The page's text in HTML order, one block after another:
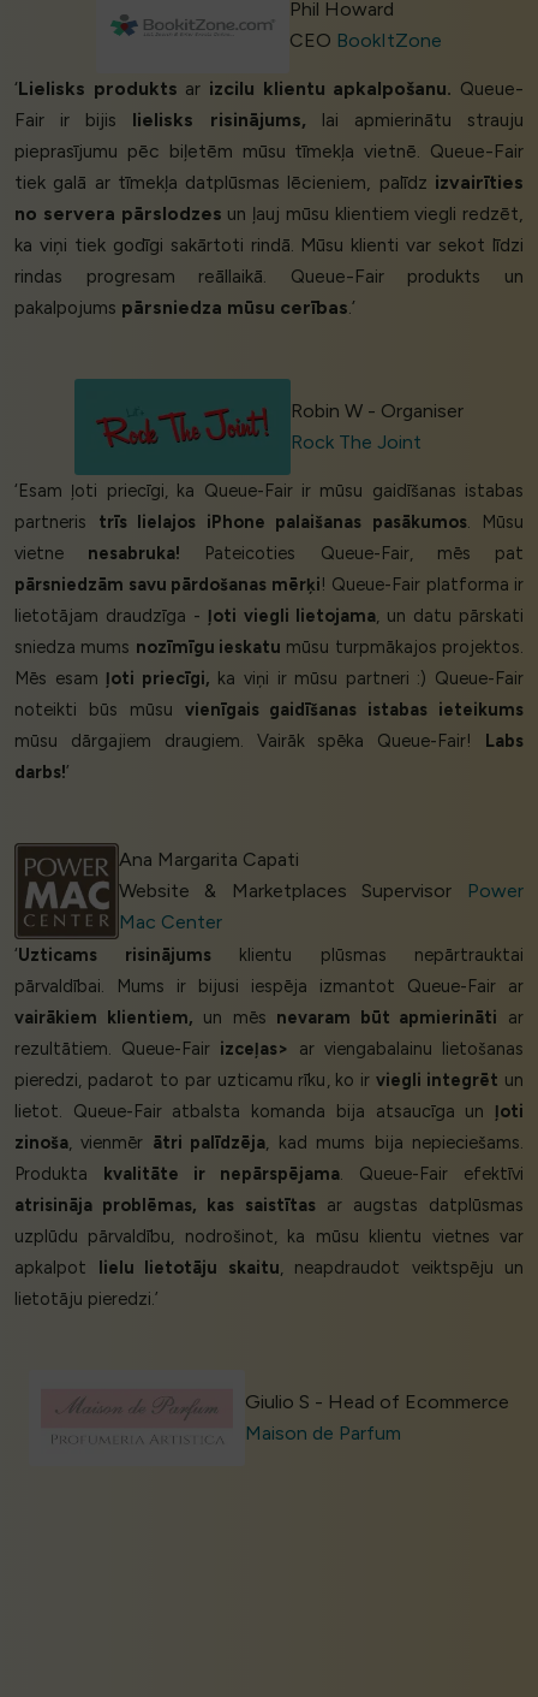
Phil Howard
CEO BookItZone
‘Lielisks produkts ar izcilu klientu apkalpošanu. Queue-
Fair ir bijis lielisks risinājums, lai apmierinātu strauju
pieprasījumu pēc biļetēm mūsu tīmekļa vietnē. Queue-Fair
tiek galā ar tīmekļa datplūsmas lēcieniem, palīdz izvairīties
no servera pārslodzes un ļauj mūsu klientiem viegli redzēt,
ka viņi tiek godīgi sakārtoti rindā. Mūsu klienti var sekot līdzi
rindas progresam reāllaikā. Queue-Fair produkts un
pakalpojums pārsniedza mūsu cerības .’
Robin W - Organiser
Rock The Joint
‘Esam ļoti priecīgi, ka Queue-Fair ir mūsu gaidīšanas istabas
partneris trīs lielajos iPhone palaišanas pasākumos. Mūsu
vietne nesabruka! Pateicoties Queue-Fair, mēs pat
pārsniedzām savu pārdošanas mērķi! Queue-Fair platforma ir
lietotājam draudzīga - ļoti viegli lietojama, un datu pārskati
sniedza mums nozīmīgu ieskatu mūsu turpmākajos projektos.
Mēs esam ļoti priecīgi, ka viņi ir mūsu partneri :) Queue-Fair
noteikti būs mūsu vienīgais gaidīšanas istabas ieteikums
mūsu dārgajiem draugiem. Vairāk spēka Queue-Fair! Labs
darbs!’
Ana Margarita Capati
Website & Marketplaces Supervisor
Power
Mac Center
‘Uzticams risinājumsklientu plūsmas nepārtrauktai
pārvaldībai. Mums ir bijusi iespēja izmantot Queue-Fair ar
vairākiem klientiem, un mēs nevaram būt apmierināti ar
rezultātiem. Queue-Fair izceļas> ar viengabalainu lietošanas
pieredzi, padarot to par uzticamu rīku, ko irviegli integrēt un
lietot. Queue-Fair atbalsta komanda bija atsaucīga un ļoti
zinoša, vienmēr ātri palīdzēja, kad mums bija nepieciešams.
Produkta kvalitāte ir nepārspējama. Queue-Fair efektīvi
atrisināja problēmas, kas saistītasar augstas datplūsmas
uzplūdu pārvaldību, nodrošinot, ka mūsu klientu vietnes var
apkalpot lielu lietotāju skaitu, neapdraudot veiktspēju un
lietotāju pieredzi.’
Giulio S - Head of Ecommerce
Maison de Parfum